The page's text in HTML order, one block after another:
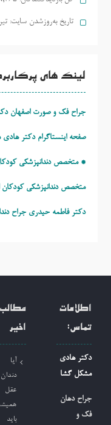
تاریخ به‌روزشدن سایت: تیر ۲۲, ۱۴۰۵
لینک های
جراح فک و صورت اصفهان
صفحه اینستاگرام دکتر
* متخصص دندانپزشکی
متخصص دندانپزشکی کودکان
دکتر فاطمه حیدری جراح
اطلاعات
تماس:
دکتر هادی
مشکل گشا
جراح دهان
فک و
مطالب
اخیر
آیا
دندان
عقل
باید